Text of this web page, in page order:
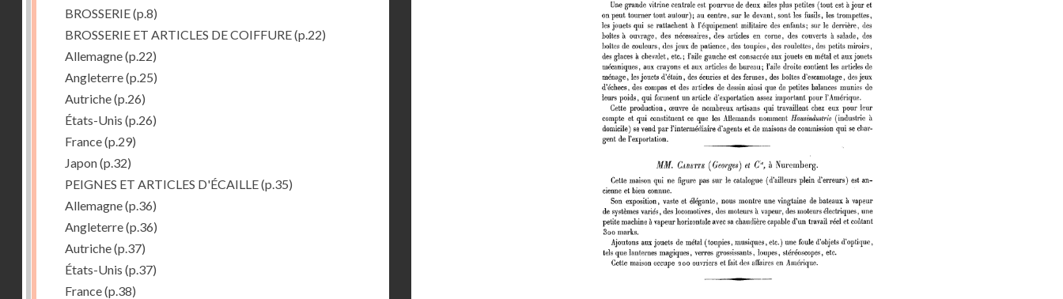
BROSSERIE(p.8)
BROSSERIE ET ARTICLES DE COIFFURE(p.22)
Allemagne(p.22)
Angleterre(p.25)
Autriche(p.26)
États-Unis (p.26)
France(p.29)
Japon(p.32)
PEIGNES ET ARTICLES D'ÉCAILLE(p.35)
Allemagne(p.36)
Angleterre(p.36)
Autriche(p.37)
États-Unis (p.37)
France(p.38)